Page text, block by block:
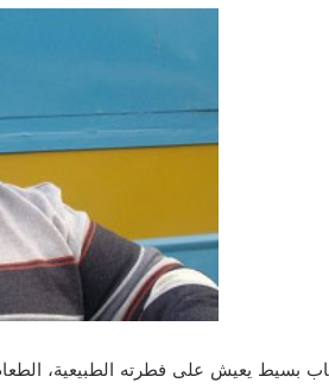
بسيط يعيش على فطرته الطبيعية،